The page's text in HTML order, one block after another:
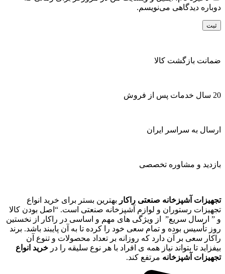
دوباره دیدگاهی می‌نویسم.
ضمانت بازگشت کالا
20 سال خدمات پس از فروش
ارسال به سراسر ایران
بازدید و مشاوره تخصصی
تجهیزات آشپزخانه صنعتی راکار بهترین بستر برای خرید انواع
تجهیزات رستوران و لوازم آشپزخانه صنعتی است. “اصل بودن کالا
و ” ارسال سریع” از ویژگی های مهم و اساسی در راکار از نخستین
روز تأسیس بوده و تمام سعی خود را کرده تا به آن پایبند باشد. برند
راکار سعی بر آن دارد که روزانه بر تعداد محصولات و تنوع آن
بیفزاید تا بتواند نیاز همه ی افراد با هر نوع سلیقه را در خرید انواع
تجهیزات آشپزخانه مرتفع کند.